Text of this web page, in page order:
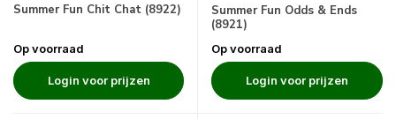
Summer Fun Chit Chat (8922)
Op voorraad
Login voor prijzen
Summer Fun Odds & Ends
(8921)
Op voorraad
Login voor prijzen